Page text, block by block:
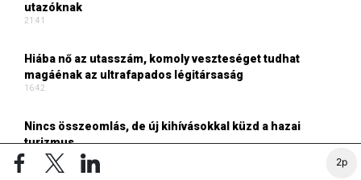
2p
utazóknak
21:41
Hiába nő az utasszám, komoly veszteséget tudhat
magáénak az ultrafapados légitársaság
16:42
Nincs összeomlás, de új kihívásokkal küzd a hazai
turizmus
14:57